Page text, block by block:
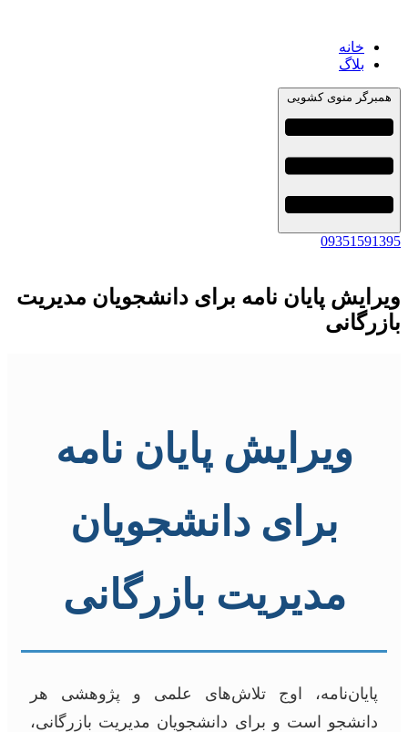
خانه
بلاگ
همبرگر منوی کشویی
09351591395
ویرایش پایان نامه برای دانشجویان مدیریت
بازرگانی
ویرایش پایان نامه
برای دانشجویان
مدیریت بازرگانی
پایان‌نامه، اوج تلاش‌های علمی و پژوهشی هر
دانشجو است و برای دانشجویان مدیریت بازرگانی،